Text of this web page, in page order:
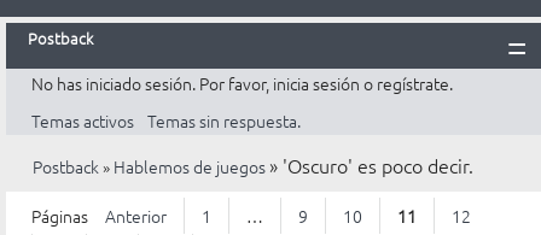
Postback
Inicio
Postback
Reglas
Búsqueda
No has iniciado sesión. Por favor, inicia sesión o regístrate.
Temas activos Temas sin respuesta.
Postback» Hablemos de juegos » 'Oscuro' es poco decir.
Páginas Anterior 1 … 9 10 11
12